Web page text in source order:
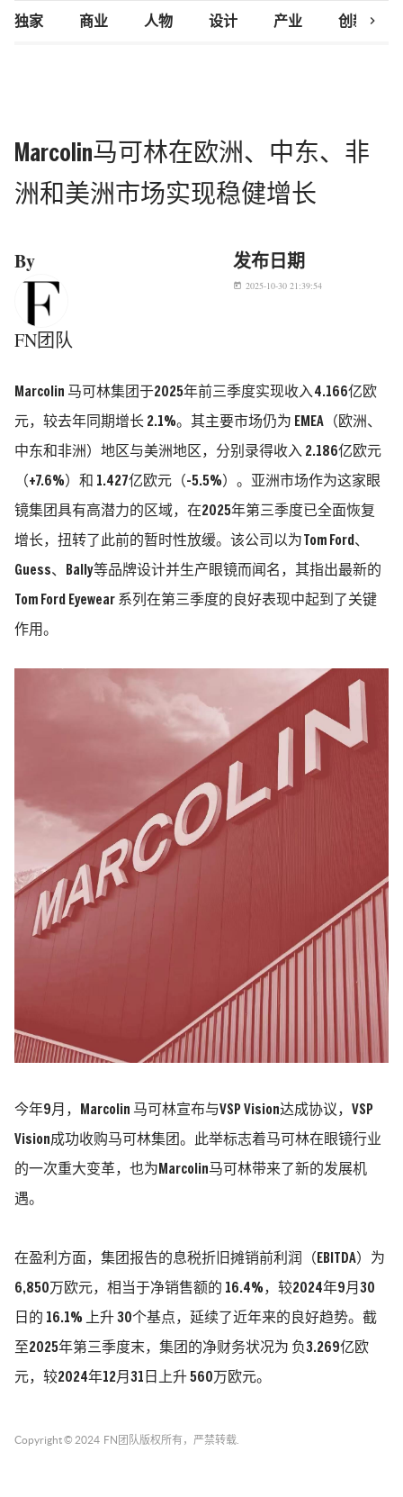
独家 商业 人物 设计 产业 创新研究
chevron_right
Marcolin马可林在欧洲、中东、非
洲和美洲市场实现稳健增长
By
FN团队
发布日期
today 2025-10-30 21:39:54
Marcolin 马可林集团于2025年前三季度实现收入 4.166亿欧
元，较去年同期增长 2.1%。其主要市场仍为 EMEA（欧洲、
中东和非洲）地区 与美洲地区 ，分别录得收入 2.186亿欧元
（+7.6%）和 1.427亿欧元（-5.5%）。亚洲市场作为这家眼
镜集团具有高潜力的区域，在2025年第三季度已全面恢复
增长，扭转了此前的暂时性放缓。该公司以为 Tom Ford、
Guess、Bally 等品牌设计并生产眼镜而闻名，其指出最新的
Tom Ford Eyewear 系列在第三季度的良好表现中起到了关键
作用。
今年9月，Marcolin 马可林宣布与VSP Vision达成协议，VSP
Vision成功收购马可林集团。此举标志着马可林在眼镜行业
的一次重大变革，也为Marcolin马可林带来了新的发展机
遇。
在盈利方面，集团报告的息税折旧摊销前利润（EBITDA）为
6,850万欧元，相当于净销售额的 16.4%，较2024年9月30
日的 16.1% 上升 30个基点，延续了近年来的良好趋势。截
至2025年第三季度末，集团的净财务状况为 负3.269亿欧
元，较2024年12月31日上升 560万欧元。
Copyright © 2024 FN团队 版权所有，严禁转载.